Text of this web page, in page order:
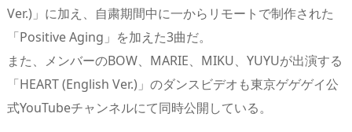
Ver.)」に加え、自粛期間中に一からリモートで制作された
「Positive Aging」を加えた3曲だ。
また、メンバーのBOW、MARIE、MIKU、YUYUが出演する
「HEART (English Ver.)」のダンスビデオも東京ゲゲゲイ公
式YouTubeチャンネルにて同時公開している。